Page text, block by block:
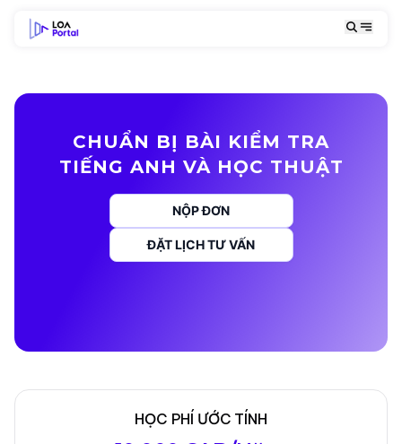
CHUẨN BỊ BÀI KIỂM TRA
TIẾNG ANH VÀ HỌC THUẬT
NỘP ĐƠN
ĐẶT LỊCH TƯ VẤN
HỌC PHÍ ƯỚC TÍNH